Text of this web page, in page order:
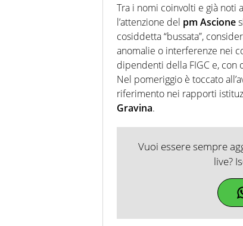
Tra i nomi coinvolti e già noti
l’attenzione del pm Ascione
cosiddetta “bussata”,
anomalie o interferenze nei
dipendenti della FIGC e, con
Nel pomeriggio è toccato
riferimento nei rapporti
Gravina.
Vuoi essere sempre
live?